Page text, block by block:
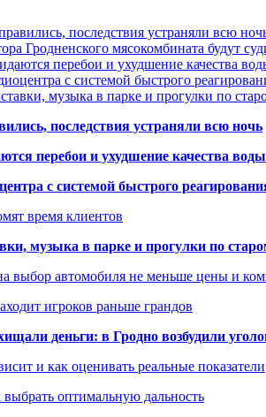
последствия устраняли всю
Гродненского мясокомбината будут
перебои и ухудшение качества
с системой быстрого
музыка в парке и прогулки по
последствия устраняли всю ночь
перебои и ухудшение качества воды
с системой быстрого
время клиентов
музыка в парке и прогулки по
выбор автомобиля не меньше цены и
игроков раньше грандов
деньги: в Гродно возбудили
и как оценивать реальные показатели
выбрать оптимальную дальность